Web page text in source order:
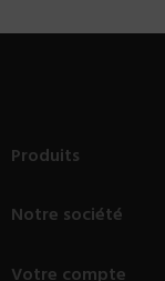
Produits
Notre société
Votre compte